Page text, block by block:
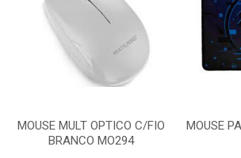
MOUSE MULT OPTICO C/FIO
BRANCO MO294
MOUSE